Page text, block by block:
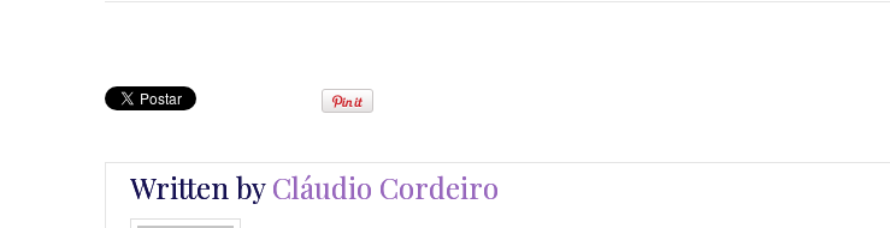
Written byCláudio Cordeiro